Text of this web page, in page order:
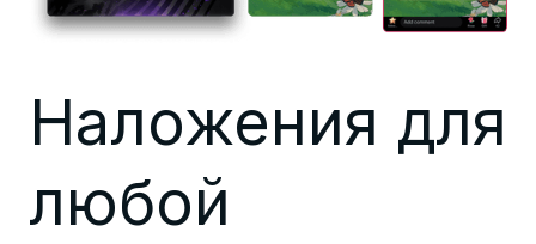
Наложения для
любой